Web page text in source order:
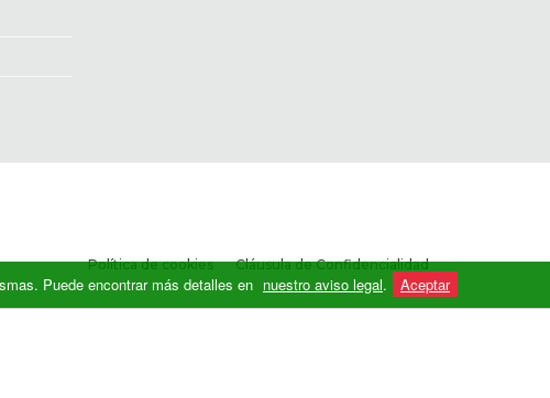
Política de cookies Cláusula de Confidencialidad
Puede encontrar más detalles en nuestro aviso legal. Aceptar